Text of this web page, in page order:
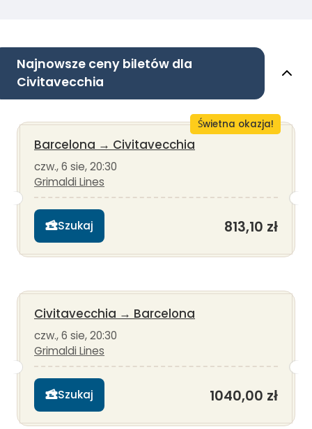
Najnowsze ceny biletów dla
Civitavecchia
Świetna okazja!
Barcelona → Civitavecchia
czw., 6 sie, 20:30
Grimaldi Lines
Szukaj 813,10 zł
Civitavecchia → Barcelona
czw., 6 sie, 20:30
Grimaldi Lines
Szukaj 1040,00 zł